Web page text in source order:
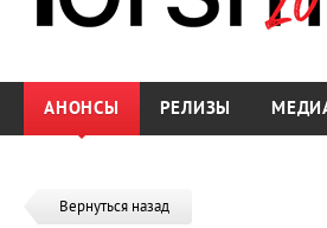
АНОНСЫ РЕЛИЗЫ
Вернуться назад